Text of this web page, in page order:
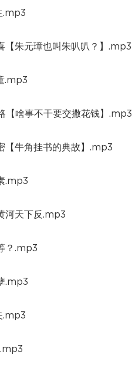
.mp3
【朱元璋也叫朱叭叭？】.mp3
.mp3
【啥事不干要交撒花钱】.mp3
【牛角挂书的典故】.mp3
.mp3
河天下反.mp3
？.mp3
.mp3
.mp3